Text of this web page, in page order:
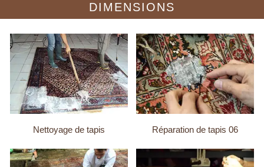
DIMENSIONS
Nettoyage de tapis Réparation de tapis 06